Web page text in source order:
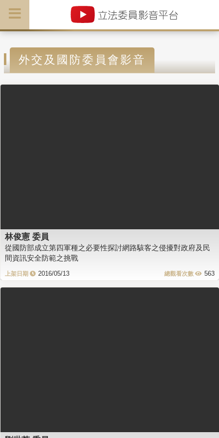
外交及國防委員會影音
林俊憲 委員
從國防部成立第四軍種之必要性探討網路駭客之侵擾對政府及民
間資訊安全防範之挑戰
2016/05/13 563